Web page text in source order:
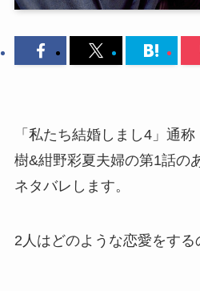
「私たち結婚しまし4」通
樹&紺野彩夏夫婦の第1話の
ネタバレします。
2人はどのような恋愛をする